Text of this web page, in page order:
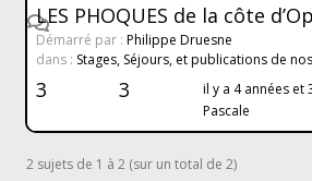
LES PHOQUES de la côte
Démarré par : Philippe Druesne
dans : Stages, Séjours, et publications de
3 3
il y a 4 années et
Pascale
2 sujets de 1 à 2 (sur un total de 2)